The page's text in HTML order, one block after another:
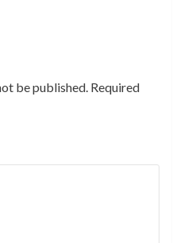
be published. Required